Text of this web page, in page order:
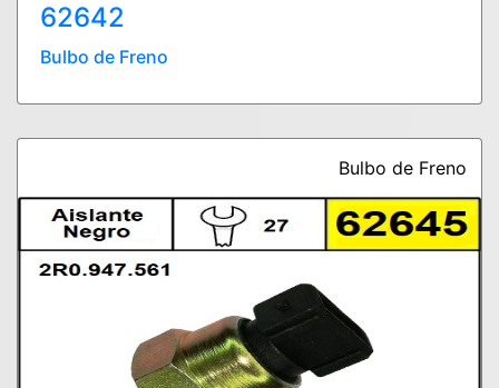
62642
Bulbo de Freno
Bulbo de Freno